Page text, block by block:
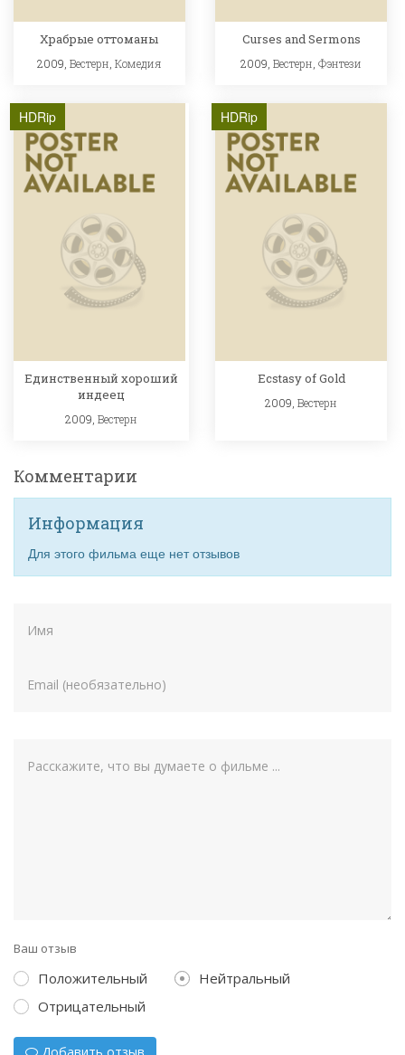
Храбрые оттоманы
2009, Вестерн Комедия
Curses and Sermons
2009,Вестерн ,Фэнтези
HDRip
Единственный хороший
индеец
2009, Вестерн
HDRip
Ecstasy of Gold
2009,Вестерн
Комментарии
Информация
Для этого фильма еще нет отзывов
Ваш отзыв
Положительный
Нейтральный
Отрицательный